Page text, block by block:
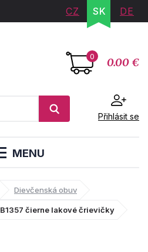
CZ SK DE
0 0.00 €
Přihlásit se
MENU
Dievčenská obuv
čierne lakové črievičky